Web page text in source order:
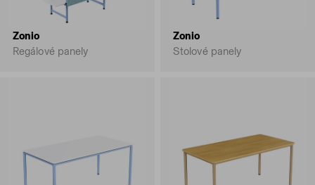
Zonio
Regálové panely
Zonio
Stolové panely